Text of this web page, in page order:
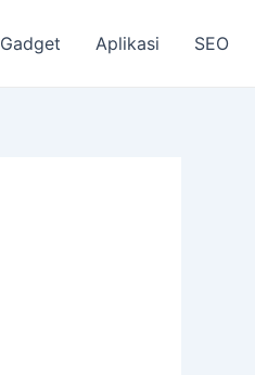
Gadget Aplikasi SEO